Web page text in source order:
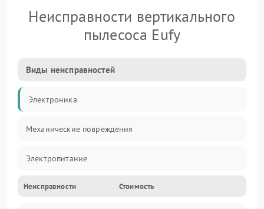
Неисправности вертикального
пылесоса Eufy
Виды неисправностей
Электроника
Механические повреждения
Электропитание
Механика
Неисправности Стоимость